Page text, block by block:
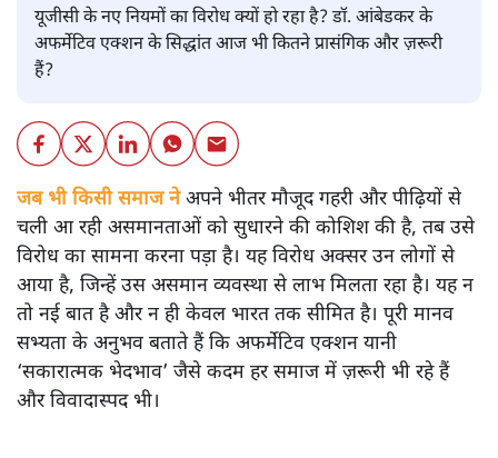
यूजीसी के नए नियमों का विरोध क्यों हो रहा है? डॉ. आंबेडकर के
अफर्मेटिव एक्शन के सिद्धांत आज भी कितने प्रासंगिक और ज़रूरी
हैं?
जब भी किसी समाज नेअपने भीतर मौजूद गहरी और पीढ़ियों से
चली आ रही असमानताओं को सुधारने की कोशिश की है, तब उसे
विरोध का सामना करना पड़ा है। यह विरोध अक्सर उन लोगों से
आया है, जिन्हें उस असमान व्यवस्था से लाभ मिलता रहा है। यह न
तो नई बात है और न ही केवल भारत तक सीमित है। पूरी मानव
सभ्यता के अनुभव बताते हैं कि अफर्मेटिव एक्शन यानी
‘सकारात्मक भेदभाव’ जैसे कदम हर समाज में ज़रूरी भी रहे हैं
और विवादास्पद भी।